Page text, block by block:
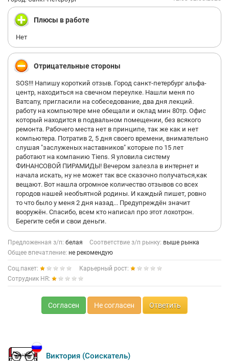
всему.
Плюсы в работе
Нет
Отрицательные стороны
SOS!!! Напишу короткий отзыв. Город санкт-петербург альфа-
центр, находиться на свечном переулке. Нашли меня по
Ватсапу, пригласили на собеседование, два дня лекций.
работу на компьютере мне обещали и оклад мин 80тр. Офис
который находится в подвальном помещении, без всякого
ремонта. Рабочего места нет в принципе, так же как и нет
компьютера. Потратив 2, 5 дня своего времени, внимательно
слушая "заслуженых наставников" которые по 15 лет
работают на компанию Tiens. Я уловила систему
ФИНАНСОВОЙ ПИРАМИДЫ! Вечером залезла в интернет и
начала искать, ну не может так все сказочно получаться,как
вещают. Вот нашла огромное количество отзывов со всех
городов нашей необъятной родины. И каждый пишет, ровно
то что было у меня 2 дня назад... Предупреждён значит
вооружён. Спасибо, всем кто написал про этот лохотрон.
Берегите себя и свои деньги.
Предложенная з/п: белая Соответствие з/п рынку: выше рынка
Общее впечатление: не рекомендую
Соц.пакет:
Карьерный рост:
Сотрудник HR:
Согласен Не согласен Ответить
Виктория (Соискатель)